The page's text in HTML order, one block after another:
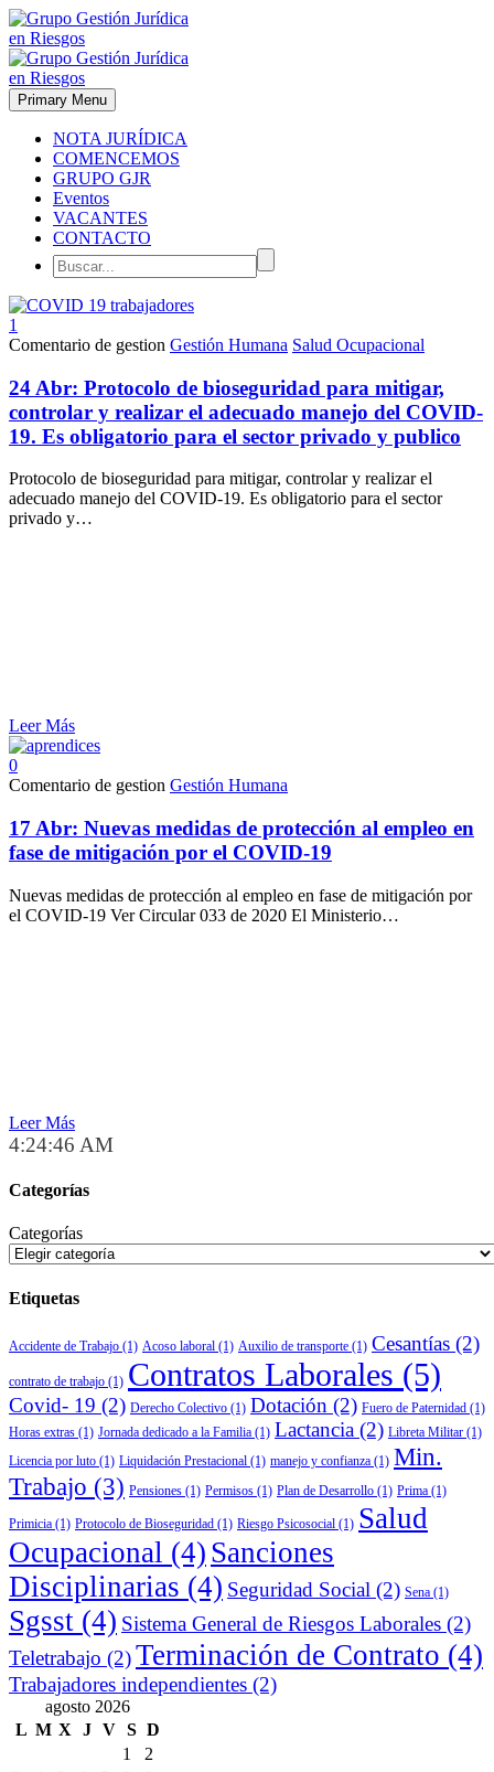
Primary Menu
NOTA JURÍDICA
COMENCEMOS
GRUPO GJR
Eventos
VACANTES
CONTACTO
1
Comentario de gestion Gestión Humana Salud Ocupacional
24 Abr: Protocolo de bioseguridad para mitigar,
controlar y realizar el adecuado manejo del COVID-
19. Es obligatorio para el sector privado y publico
Protocolo de bioseguridad para mitigar, controlar y realizar el
adecuado manejo del COVID-19. Es obligatorio para el sector
privado y…
Leer Más
0
Comentario de gestion Gestión Humana
17 Abr: Nuevas medidas de protección al empleo en
fase de mitigación por el COVID-19
Nuevas medidas de protección al empleo en fase de mitigación por
el COVID-19 Ver Circular 033 de 2020 El Ministerio…
Leer Más
4:24:46 AM
Categorías
Categorías
Etiquetas
Accidente de Trabajo (1) Acoso laboral (1) Auxilio de transporte (1) Cesantías (2)
contrato de trabajo (1) Contratos Laborales (5)
Covid- 19 (2) Derecho Colectivo (1) Dotación (2) Fuero de Paternidad (1)
Horas extras (1) Jornada dedicado a la Familia (1) Lactancia (2) Libreta Militar (1)
Licencia por luto (1) Liquidación Prestacional (1) manejo y confianza (1) Min.
Trabajo (3) Pensiones (1) Permisos (1) Plan de Desarrollo (1) Prima (1)
Primicia (1) Protocolo de Bioseguridad (1) Riesgo Psicosocial (1) Salud
Ocupacional (4) Sanciones
Disciplinarias (4) Seguridad Social (2) Sena (1)
Sgsst (4) Sistema General de Riesgos Laborales (2)
Teletrabajo (2)Terminación de Contrato (4)
Trabajadores independientes (2)
agosto 2026
L M X J V S D
1
2